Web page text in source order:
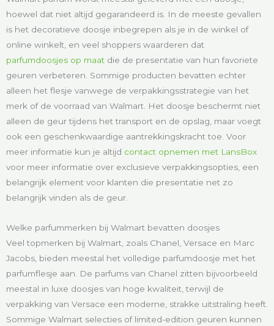
hoewel dat niet altijd gegarandeerd is. In de meeste gevallen
is het decoratieve doosje inbegrepen als je in de winkel of
online winkelt, en veel shoppers waarderen dat
parfumdoosjes op maat die de presentatie van hun favoriete
geuren verbeteren. Sommige producten bevatten echter
alleen het flesje vanwege de verpakkingsstrategie van het
merk of de voorraad van Walmart. Het doosje beschermt niet
alleen de geur tijdens het transport en de opslag, maar voegt
ook een geschenkwaardige aantrekkingskracht toe. Voor
meer informatie kun je altijd contact opnemen met LansBox
voor meer informatie over exclusieve verpakkingsopties, een
belangrijk element voor klanten die presentatie net zo
belangrijk vinden als de geur.
Welke parfummerken bij Walmart bevatten doosjes
Veel topmerken bij Walmart, zoals Chanel, Versace en Marc
Jacobs, bieden meestal het volledige parfumdoosje met het
parfumflesje aan. De parfums van Chanel zitten bijvoorbeeld
meestal in luxe doosjes van hoge kwaliteit, terwijl de
verpakking van Versace een moderne, strakke uitstraling heeft.
Sommige Walmart selecties of limited-edition geuren kunnen